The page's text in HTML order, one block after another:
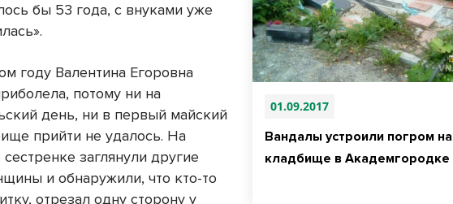
01.09.2017
Вандалы устроили погром на
кладбище в Академгородке
бы 53 года, с внуками уже
году Валентина Егоровна
потому ни на
день, ни в первый майский
прийти не удалось. На
заглянули другие
и обнаружили, что кто-то
отрезал одну сторону у